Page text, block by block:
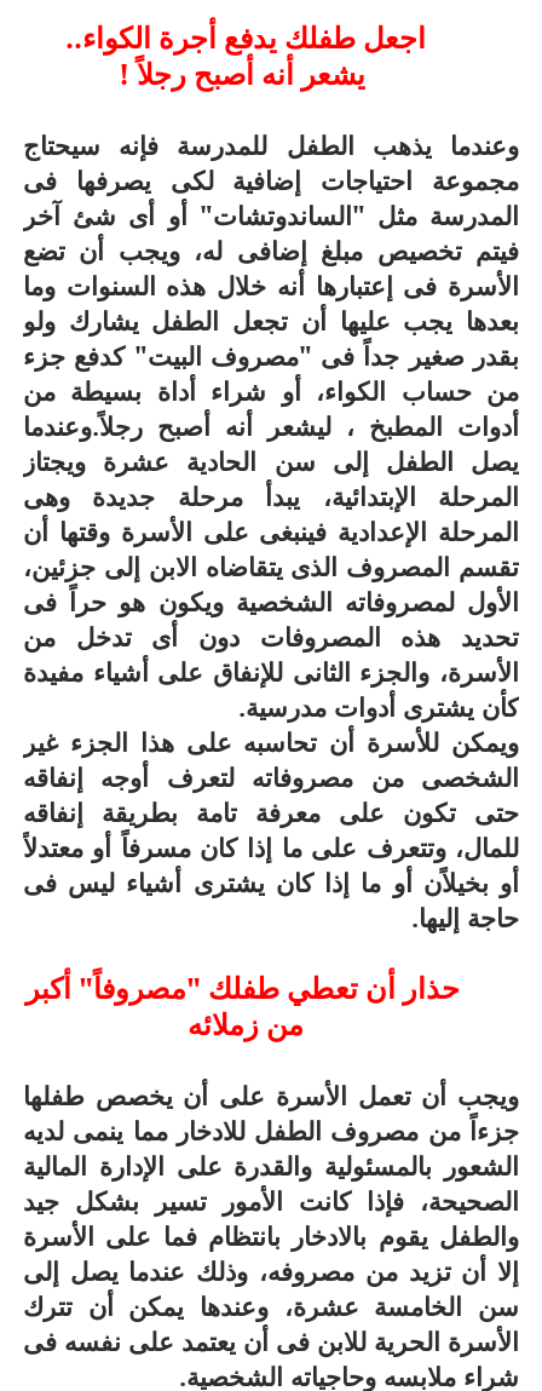
اجعل طفلك يدفع أجرة الكواء..
يشعر أنه أصبح رجلاً !
وعندما يذهب الطفل للمدرسة فإنه سيحتاج
مجموعة احتياجات إضافية لكى يصرفها فى
المدرسة مثل "الساندوتشات" أو أى شئ آخر
فيتم تخصيص مبلغ إضافى له، ويجب أن تضع
الأسرة فى إعتبارها أنه خلال هذه السنوات وما
بعدها يجب عليها أن تجعل الطفل يشارك ولو
بقدر صغير جداً فى "مصروف البيت" كدفع جزء
من حساب الكواء، أو شراء أداة بسيطة من
أدوات المطبخ ، ليشعر أنه أصبح رجلاً.وعندما
يصل الطفل إلى سن الحادية عشرة ويجتاز
المرحلة الإبتدائية، يبدأ مرحلة جديدة وهى
المرحلة الإعدادية فينبغى على الأسرة وقتها أن
تقسم المصروف الذى يتقاضاه الابن إلى جزئين،
الأول لمصروفاته الشخصية ويكون هو حراً فى
تحديد هذه المصروفات دون أى تدخل من
الأسرة، والجزء الثانى للإنفاق على أشياء مفيدة
كأن يشترى أدوات مدرسية.
ويمكن للأسرة أن تحاسبه على هذا الجزء غير
الشخصى من مصروفاته لتعرف أوجه إنفاقه
حتى تكون على معرفة تامة بطريقة إنفاقه
للمال، وتتعرف على ما إذا كان مسرفاً أو معتدلاً
أو بخيلاًن أو ما إذا كان يشترى أشياء ليس فى
حاجة إليها.
حذار أن تعطي طفلك "مصروفاً" أكبر
من زملائه
ويجب أن تعمل الأسرة على أن يخصص طفلها
جزءاً من مصروف الطفل للادخار مما ينمى لديه
الشعور بالمسئولية والقدرة على الإدارة المالية
الصحيحة، فإذا كانت الأمور تسير بشكل جيد
والطفل يقوم بالادخار بانتظام فما على الأسرة
إلا أن تزيد من مصروفه، وذلك عندما يصل إلى
سن الخامسة عشرة، وعندها يمكن أن تترك
الأسرة الحرية للابن فى أن يعتمد على نفسه فى
شراء ملابسه وحاجياته الشخصية.